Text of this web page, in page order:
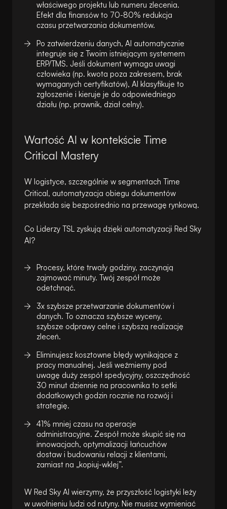
właściwego projektu lub numeru zlecenia.
Efekt dla finansów to 70-80% redukcja
czasu przetwarzania dokumentów.
Po zatwierdzeniu danych, AI automatycznie
integruje się z Twoim istniejącym systemem
ERP/TMS. Jeśli dokument wymaga uwagi
człowieka (np. kwota poza zakresem, brak
wymaganych certyfikatów), AI klasyfikuje to
zgłoszenie i kieruje je do odpowiedniego
działu (np. prawnik, dział celny).
Wartość AI w kontekście Time
Critical Mastery
W logistyce, szczególnie w segmentach Time
Critical, automatyzacja obiegu dokumentów
przekłada się bezpośrednio na przewagę rynkową.
Co Liderzy TSL zyskują dzięki automatyzacji Red Sky
AI?
Procesy, które trwały godziny, zaczynają
zajmować minuty. Twój zespół może
odetchnąć.
3x szybsze przetwarzanie dokumentów i
danych. To oznacza szybsze wyceny,
szybsze odprawy celne i szybszą realizację
zleceń.
Eliminujesz kosztowne błędy wynikające z
pracy manualnej. Jeśli weźmiemy pod
uwagę duży zespół spedycyjny, oszczędność
30 minut dziennie na pracownika to setki
dodatkowych godzin rocznie na rozwój i
strategię.
41% mniej czasu na operacje
administracyjne. Zespół może skupić się na
innowacjach, optymalizacji łańcuchów
dostaw i budowaniu relacji z klientami,
zamiast na „kopiuj-wklej”.
W Red Sky AI wierzymy, że przyszłość logistyki leży
w uwolnieniu ludzi od rutyny. Nie musisz wymieniać